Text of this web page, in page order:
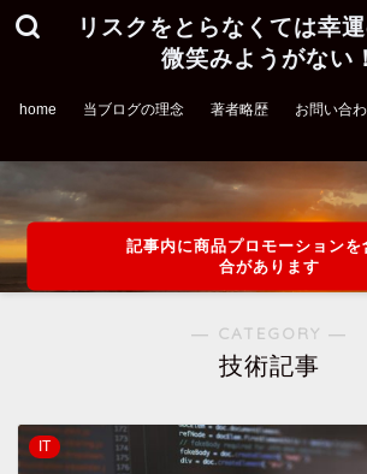
リスクをとらなくては幸
微笑みようがない！
home 当ブログの理念 著者略歴 お問い合
記事内に商品プロモーションを
合があります
― CATEGORY ―
技術記事
IT